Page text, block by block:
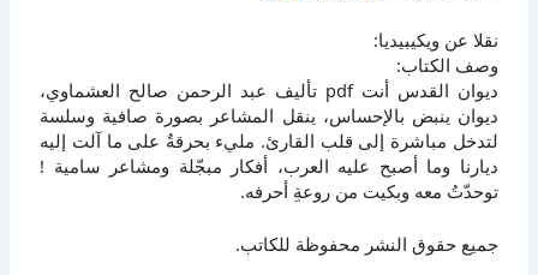
نقلا عن ويكيبيديا:
وصف الكتاب:
ديوان القدس أنت pdf تأليف عبد الرحمن صالح العشماوي،
ديوان ينبض بالإحساس، ينقل المشاعر بصورة صافية وسلسة
لتدخل مباشرة إلى قلب القارئ. مليء بحرقةٌ على ما آلت إليه
ديارنا وما أصبح عليه العرب، أفكار مبجّلة ومشاعر سامية !
توحدّتُ معه وبكيت من روعةِ أحرفه.
جميع حقوق النشر محفوظة للكاتب.